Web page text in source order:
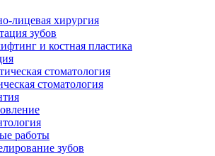
лицевая хирургия
зубов
и костная пластика
стоматология
стоматология
работы
зубов